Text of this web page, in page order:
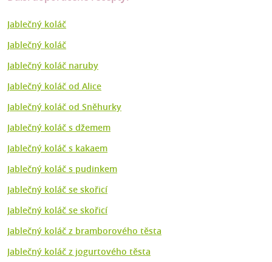
Jablečný koláč
Jablečný koláč
Jablečný koláč naruby
Jablečný koláč od Alice
Jablečný koláč od Sněhurky
Jablečný koláč s džemem
Jablečný koláč s kakaem
Jablečný koláč s pudinkem
Jablečný koláč se skořicí
Jablečný koláč se skořicí
Jablečný koláč z bramborového těsta
Jablečný koláč z jogurtového těsta